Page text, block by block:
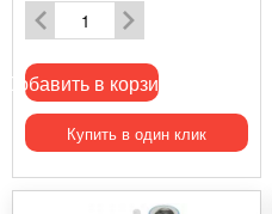
Добавить в корзину
Купить в один клик